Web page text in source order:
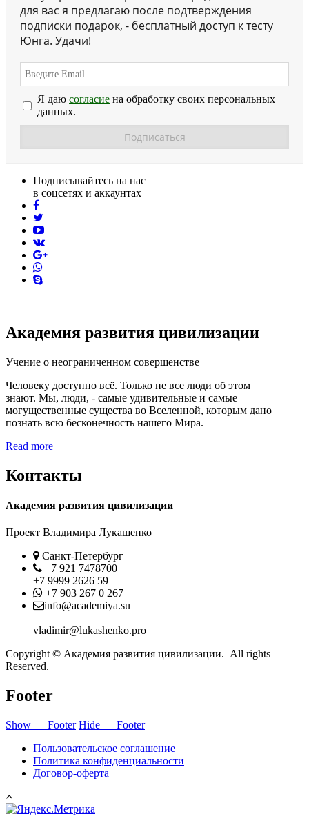
для вас я предлагаю после подтверждения
подписки подарок, - бесплатный доступ к тесту
Юнга. Удачи!
Я даю согласие на обработку своих персональных
данных.
Подписывайтесь на нас
в соцсетях и аккаунтах
facebook
youtube
vk
skype
Академия развития цивилизации
Учение о неограниченном совершенстве
Человеку доступно всё. Только не все люди об этом
знают. Мы, люди, - самые удивительные и самые
могущественные существа во Вселенной, которым дано
познать всю бесконечность нашего Мира.
Read more
Контакты
Академия развития цивилизации
Проект Владимира Лукашенко
Location
Санкт-Петербург
Phone
+7 921 7478700
+7 9999 2626 59
Whatsapp
+7 903 267 0 267
Contact
info@academiya.su
vladimir@lukashenko.pro
Copyright © Академия развития цивилизации. All rights
Reserved.
Footer
Show — Footer Hide — Footer
Пользовательское соглашение
Политика конфиденциальности
Договор-оферта